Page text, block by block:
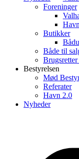
Foreninger
Butikker
Både til
Bestyrelsen
Mød
Referater
Havn 2.0
Nyheder